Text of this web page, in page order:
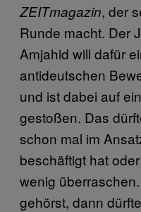
ZEITmagazin, der
Runde macht. Der
Amjahid will dafür
antideutschen
und ist dabei auf
gestoßen. Das
schon mal im
beschäftigt hat
wenig
gehörst, dann